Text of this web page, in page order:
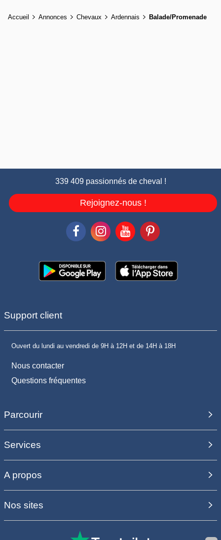
Accueil Annonces Chevaux Ardennais Balade/Promenade
339 409 passionnés de cheval !
Rejoignez-nous !
Support client
Ouvert du lundi au vendredi de 9H à 12H et de 14H à 18H
Nous contacter
Questions fréquentes
Parcourir
Services
A propos
Nos sites